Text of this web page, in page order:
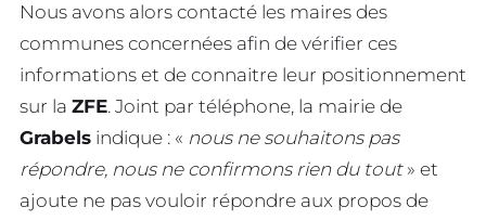
Nous avons alors contacté les maires des
communes concernées afin de vérifier ces
informations et de connaitre leur positionnement
sur la ZFE. Joint par téléphone, la mairie de
Grabels indique : « nous ne souhaitons pas
répondre, nous ne confirmons rien du tout» et
ajoute ne pas vouloir répondre aux propos de